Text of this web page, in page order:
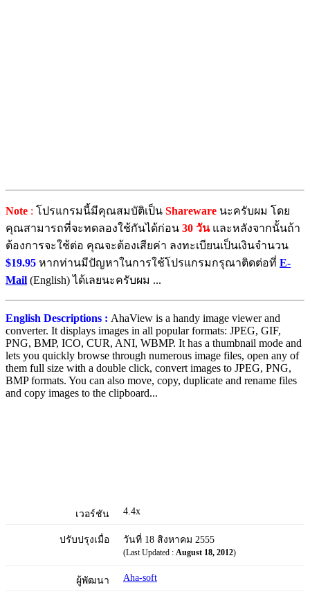
Note : โปรแกรมนี้มีคุณสมบัติเป็น Shareware นะครับผม โดย
คุณสามารถที่จะทดลองใช้กันได้ก่อน 30 วัน และหลังจากนั้นถ้า
ต้องการจะใช้ต่อ คุณจะต้องเสียค่า ลงทะเบียนเป็นเงินจำนวน
$19.95 หากท่านมีปัญหาในการใช้โปรแกรมกรุณาติดต่อที่ E-
Mail (English) ได้เลยนะครับผม ...
English Descriptions : AhaView is a handy image viewer and
converter. It displays images in all popular formats: JPEG, GIF,
PNG, BMP, ICO, CUR, ANI, WBMP. It has a thumbnail mode and
lets you quickly browse through numerous image files, open any of
them full size with a double click, convert images to JPEG, PNG,
BMP formats. You can also move, copy, duplicate and rename files
and copy images to the clipboard...
เวอร์ชัน 4.4x
ปรับปรุงเมื่อ วันที่ 18 สิงหาคม 2555
(Last Updated : August 18, 2012)
ผู้พัฒนา Aha-soft